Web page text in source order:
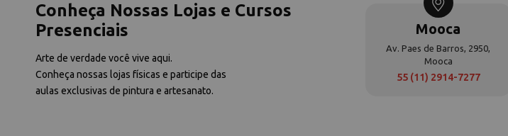
Conheça Nossas Lojas e Cursos
Presenciais
Arte de verdade você vive aqui.
Conheça nossas lojas físicas e participe das
aulas exclusivas de pintura e artesanato.
Mooca
Av. Paes de Barros, 2950,
Mooca
55 (11) 2914-7277